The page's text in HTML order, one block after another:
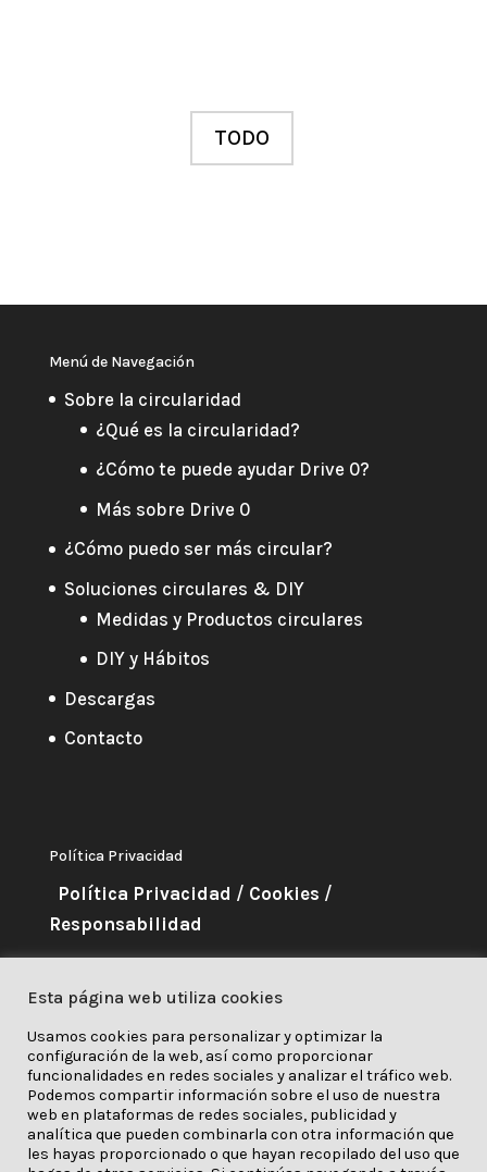
TODO
Menú de Navegación
Sobre la circularidad
¿Qué es la circularidad?
¿Cómo te puede ayudar Drive 0?
Más sobre Drive 0
¿Cómo puedo ser más circular?
Soluciones circulares & DIY
Medidas y Productos circulares
DIY y Hábitos
Descargas
Contacto
Política Privacidad
Política Privacidad / Cookies /
Responsabilidad
About Me
Este proyecto ha recibido
financiación del programa de
investigación e innovación
Horizonte 2020 de la Unión Europea en virtud
del acuerdo de subvención núm. 841850.
Esta página web utiliza cookies
Usamos cookies para personalizar y optimizar la
configuración de la web, así como proporcionar
funcionalidades en redes sociales y analizar el tráfico web.
Podemos compartir información sobre el uso de nuestra
web en plataformas de redes sociales, publicidad y
analítica que pueden combinarla con otra información que
les hayas proporcionado o que hayan recopilado del uso que